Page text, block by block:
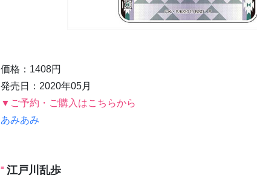
価格：1408円
発売日：2020年05月
▼ご予約・ご購入はこちらから
あみあみ
江戸川乱歩